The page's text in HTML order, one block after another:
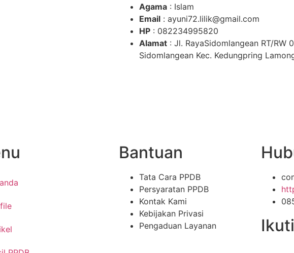
Agama : Islam
Email : ayuni72.lilik@gmail.com
HP : 082234995820
Alamat : Jl. RayaSidomlangean RT/RW
Sidomlangean Kec. Kedungpring
Bantuan
Tata Cara PPDB
Persyaratan PPDB
Kontak Kami
Kebijakan Privasi
Pengaduan Layanan